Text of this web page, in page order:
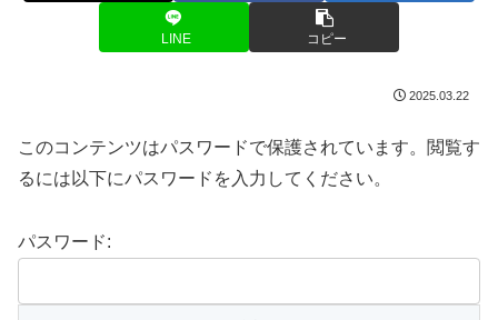
LINE コピー
2025.03.22
このコンテンツはパスワードで保護されています。閲覧す
るには以下にパスワードを入力してください。
パスワード: